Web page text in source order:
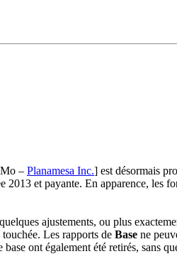
– Planamesa Inc.] est désormais
et payante. En apparence, les
ajustements, ou plus
Les rapports de Base ne
ont également été retirés, sans